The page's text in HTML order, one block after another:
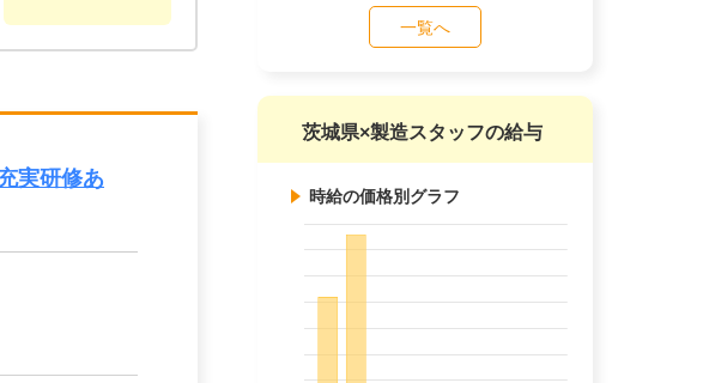
実研修あ
一覧へ
茨城県×製造スタッフの給与
時給の価格別グラフ